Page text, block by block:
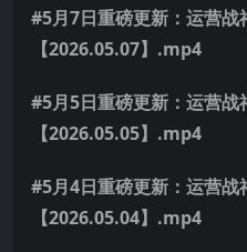
#5月7日重磅更新：运营
【2026.05.07】.mp4
#5月5日重磅更新：运营
【2026.05.05】.mp4
#5月4日重磅更新：运营
【2026.05.04】.mp4